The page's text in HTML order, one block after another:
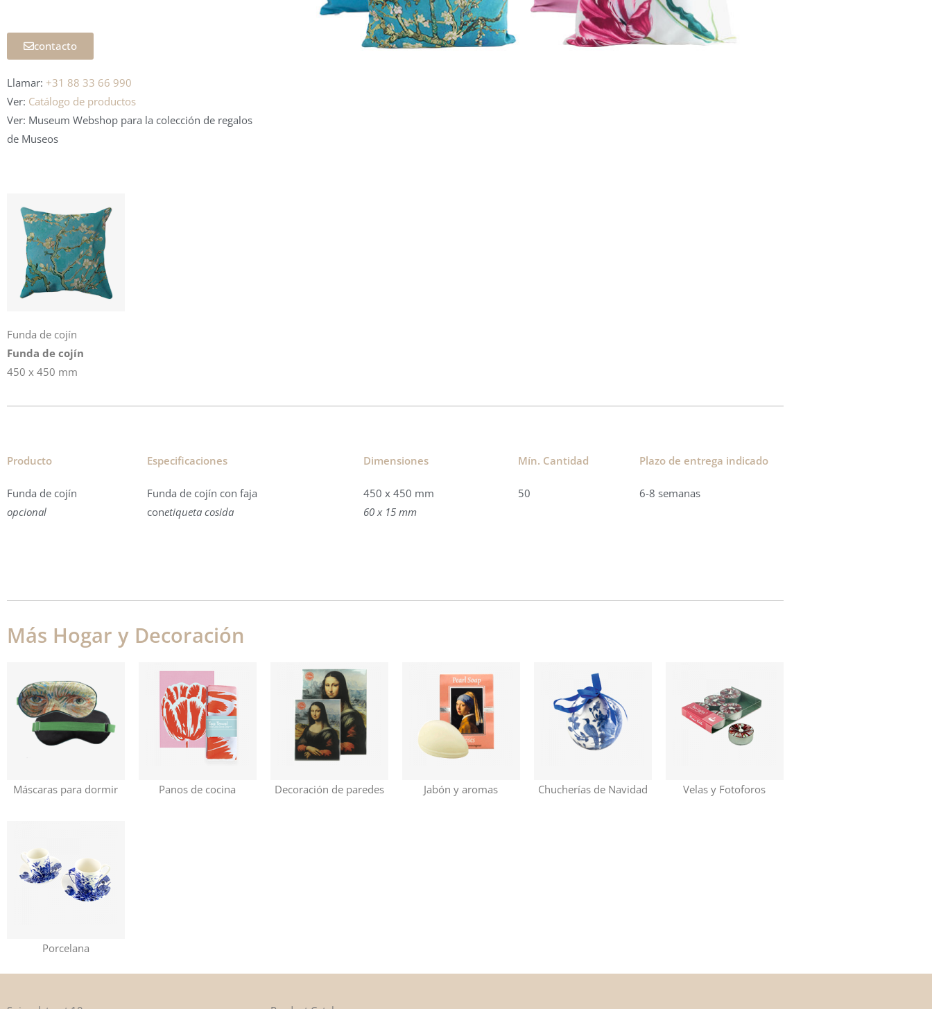
contacto
Llamar: +31 88 33 66 990
Ver: Catálogo de productos
Ver: Museum Webshop para la colección de regalos
de Museos
Funda de cojín
Funda de cojín
450 x 450 mm
Producto
Funda de cojín
opcional
Especificaciones
Funda de cojín con faja
conetiqueta cosida
Dimensiones
450 x 450 mm
60 x 15 mm
Mín. Cantidad
50
Plazo de entrega indicado
6-8 semanas
Más Hogar y Decoración
Máscaras para dormir Panos de cocina Decoración de paredes Jabón y aromas Chucherías de Navidad Velas y Fotoforos
Porcelana